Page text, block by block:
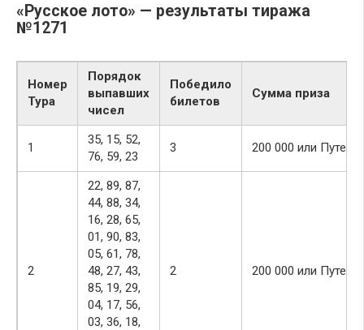
«Русское лото» — результаты тиража
№1271
Номер
Тура
Порядок
выпавших
чисел
Победило
билетов
Сумма приза
1
35, 15, 52,
76, 59, 23
3 200 000 или
2
22, 89, 87,
44, 88, 34,
16, 28, 65,
01, 90, 83,
05, 61, 78,
48, 27, 43,
85, 19, 29,
04, 17, 56,
03, 36, 18,
2 200 000 или